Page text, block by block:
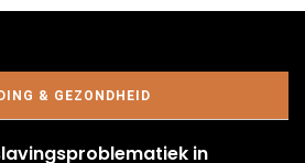
& GEZONDHEID
in